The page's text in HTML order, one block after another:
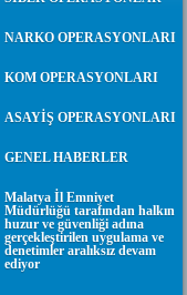
NARKO OPERASYONLARI
KOM OPERASYONLARI
ASAYİŞ OPERASYONLARI
GENEL HABERLER
Malatya İl Emniyet
Müdürlüğü tarafından halkın
huzur ve güvenliği adına
gerçekleştirilen uygulama ve
denetimler aralıksız devam
ediyor